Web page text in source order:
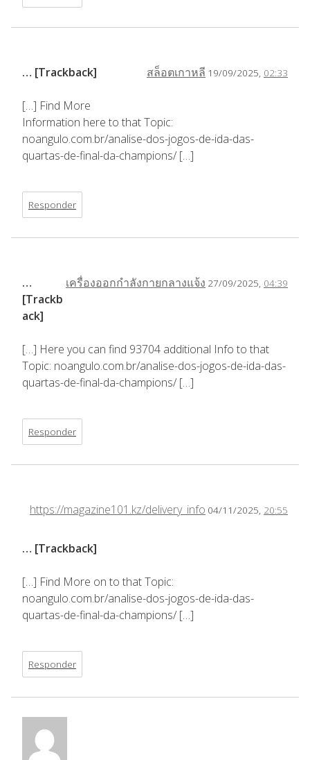
สล็อตเกาหลี 19/09/2025, 02:33
… [Trackback]
[…] Find More
Information here to that Topic:
noangulo.com.br/analise-dos-jogos-de-ida-das-
quartas-de-final-da-champions/ […]
Responder
เครื่องออกกำลังกายกลางแจ้ง 27/09/2025, 04:39
…
[Trackb
ack]
[…] Here you can find 93704 additional Info to that
Topic: noangulo.com.br/analise-dos-jogos-de-ida-das-
quartas-de-final-da-champions/ […]
Responder
https://magazine101.kz/delivery_info 04/11/2025, 20:55
… [Trackback]
[…] Find More on to that Topic:
noangulo.com.br/analise-dos-jogos-de-ida-das-
quartas-de-final-da-champions/ […]
Responder